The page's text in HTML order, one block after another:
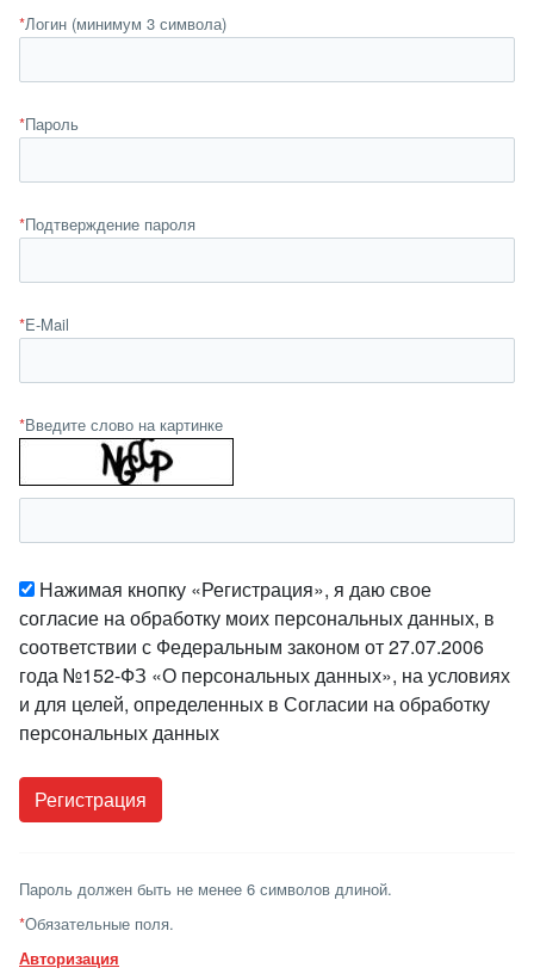
*Логин (минимум 3 символа)
*Пароль
*Подтверждение пароля
*E-Mail
*Введите слово на картинке
Нажимая кнопку «Регистрация», я даю свое
согласие на обработку моих персональных данных, в
соответствии с Федеральным законом от 27.07.2006
года №152-ФЗ «О персональных данных», на условиях
и для целей, определенных в Согласии на обработку
персональных данных
Пароль должен быть не менее 6 символов длиной.
*Обязательные поля.
Авторизация